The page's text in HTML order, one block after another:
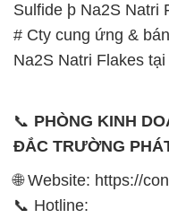
Sulfide þ Na2S Natri
# Cty cung ứng &
Na2S Natri Flakes
📞 PHÒNG KINH
ĐẮC TRƯỜNG
🌐 Website: https://
📞 Hotline: